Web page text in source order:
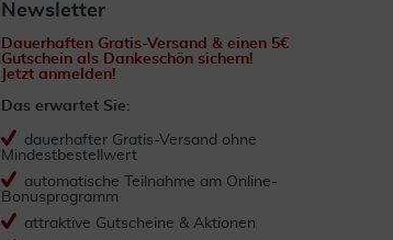
Newsletter
Dauerhaften Gratis-Versand & einen 5€
Gutschein als Dankeschön sichern!
Jetzt anmelden!
Das erwartet Sie:
dauerhafter Gratis-Versand ohne
Mindestbestellwert
automatische Teilnahme am Online-
Bonusprogramm
attraktive Gutscheine & Aktionen